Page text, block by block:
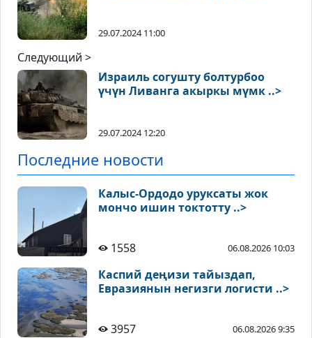
29.07.2024 11:00
Следующий >
Израиль согушту болтурбоо
үчүн Ливанга акыркы мүмк ..>
29.07.2024 12:20
Последние новости
Калыс-Ордодо уруксаты жок
мончо ишин токтотту ..>
1558 06.08.2026 10:03
Каспий деңизи тайыздап,
Евразиянын негизги логисти ..>
3957 06.08.2026 9:35